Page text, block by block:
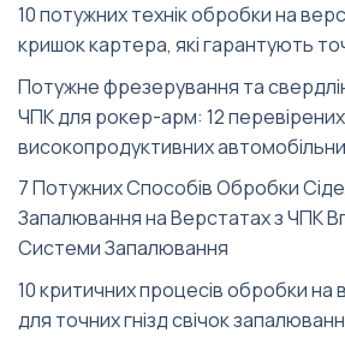
10 потужних технік обробки на
кришок картера, які гарантують
Потужне фрезерування та
ЧПК для рокер-арм: 12
високопродуктивних
7 Потужних Способів Обробки
Запалювання на Верстатах з ЧПК
Системи Запалювання
10 критичних процесів обробки на
для точних гнізд свічок